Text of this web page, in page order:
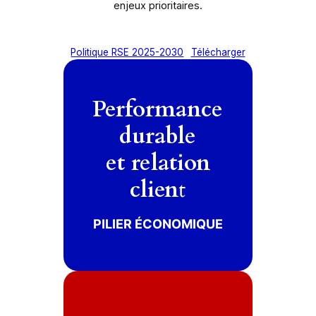
enjeux prioritaires.
Politique RSE 2025-2030 Télécharger
Performance
durable
et relation
client
PILIER ÉCONOMIQUE
développer une performance
économique responsable et un
service client d’excellence